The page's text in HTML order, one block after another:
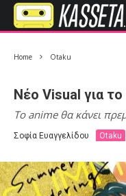
Home Otaku
Νέο Visual για
Το anime θα κάνει
Σοφία Ευαγγελίδου Otaku